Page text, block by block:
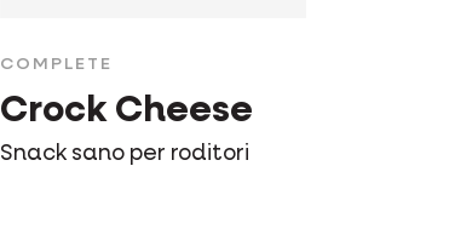
COMPLETE
Crock Cheese
Snack sano per roditori